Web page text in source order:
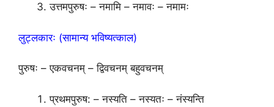
उत्तमपुरुषः – नमामि – नमावः – नमामः
लुट्लकारः (सामान्य भविष्यत्काल)
पुरुषः – एकवचनम् – द्विवचनम् बहुवचनम्
प्रथमपुरुष: – नस्यति – नस्यतः – नंस्यन्ति